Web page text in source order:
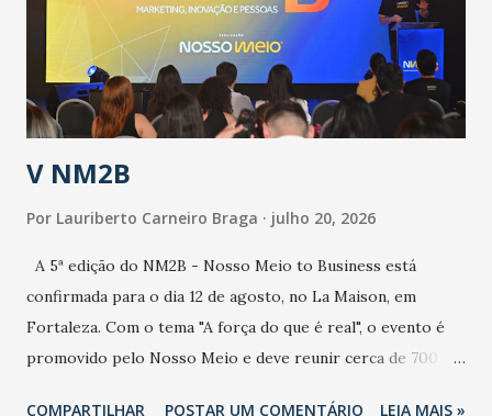
contaminação maior que outros coronavírus”, apontou o
secretário. Segundo ele, é uma epidemia com chance de
contaminação alta, podendo gerar um grande risco à
população e ao sistema de saúde. “Precisamos saber fazer a
estratificação do risco da doença, para não so...
V NM2B
Por Lauriberto Carneiro Braga julho 20, 2026
A 5ª edição do NM2B - Nosso Meio to Business está
confirmada para o dia 12 de agosto, no La Maison, em
Fortaleza. Com o tema "A força do que é real", o evento é
promovido pelo Nosso Meio e deve reunir cerca de 700
COMPARTILHAR POSTAR UM COMENTÁRIO LEIA MAIS »